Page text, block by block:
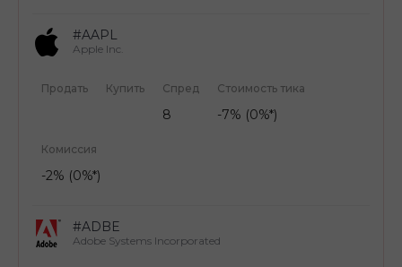
#AAPL
Apple Inc.
Продать Купить Спред
8
Стоимость тика
-7% (0%*)
Комиссия
-2% (0%*)
#ADBE
Adobe Systems Incorporated